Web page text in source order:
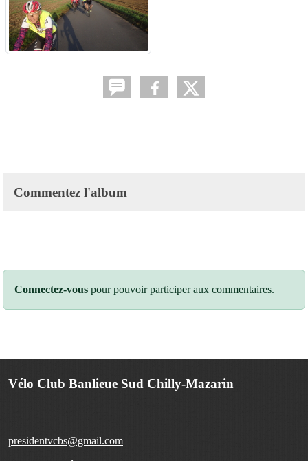
Commentez l'album
Connectez-vous pour pouvoir participer aux commentaires.
Vélo Club Banlieue Sud Chilly-Mazarin
presidentvcbs@gmail.com